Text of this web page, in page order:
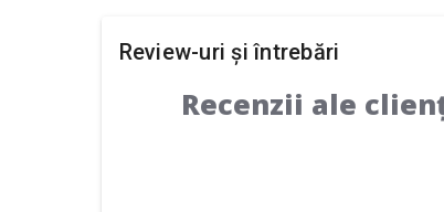
Review-uri și întrebări
Recenzii ale